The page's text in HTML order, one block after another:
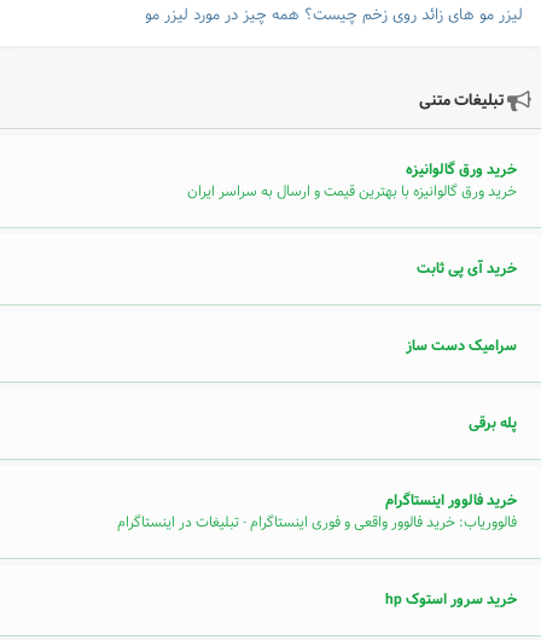
لیزر مو های زائد روی زخم چیست؟ همه چیز در مورد لیزر مو
تبلیغات متنی
خرید ورق گالوانیزه
خرید ورق گالوانیزه با بهترین قیمت و ارسال به سراسر ایران
خرید آی پی ثابت
سرامیک دست ساز
پله برقی
خرید فالوور اینستاگرام
فالووریاب: خرید فالوور واقعی و فوری اینستاگرام - تبلیغات در اینستاگرام
خرید سرور استوک hp